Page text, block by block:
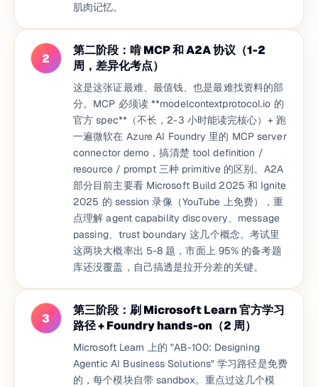
肌肉记忆。
2
第二阶段：啃 MCP 和 A2A 协议（1-2
周，差异化考点）
这是这张证最难、最值钱、也是最难找资料的部
分。MCP 必须读 **modelcontextprotocol.io 的
官方 spec**（不长，2-3 小时能读完核心）+ 跑
一遍微软在 Azure AI Foundry 里的 MCP server
connector demo，搞清楚 tool definition /
resource / prompt 三种 primitive 的区别。A2A
部分目前主要看 Microsoft Build 2025 和 Ignite
2025 的 session 录像（YouTube 上免费），重
点理解 agent capability discovery、message
passing、trust boundary 这几个概念。考试里
这两块大概率出 5-8 题，市面上 95% 的备考题
库还没覆盖，自己搞透是拉开分差的关键。
3
第三阶段：刷 Microsoft Learn 官方学习
路径 + Foundry hands-on（2 周）
Microsoft Learn 上的 "AB-100: Designing
Agentic AI Business Solutions" 学习路径是免费
的，每个模块自带 sandbox。重点过这几个模